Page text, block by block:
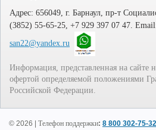
Адрес: 656049, г. Барнаул, пр-т
(3852) 55-65-25, +7 929 397 07 47.
san22@yandex.ru
Информация, представленная на сайте
офертой определяемой положениями
Российской Федерации.
© 2026 | Телефон поддержки: 8 800 302-75-32